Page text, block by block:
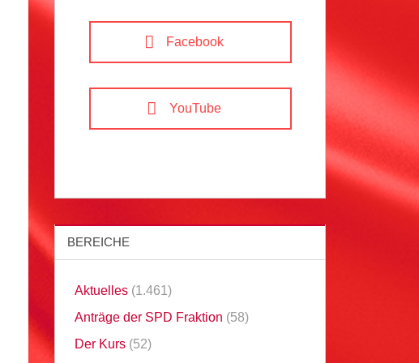
Facebook
YouTube
BEREICHE
Aktuelles (1.461)
Anträge der SPD Fraktion (58)
Der Kurs (52)